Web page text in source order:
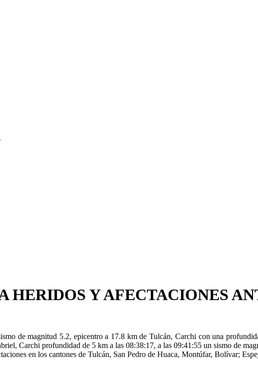
HERIDOS Y AFECTACIONES
de magnitud 5.2, epicentro a 17.8 km de Tulcán, Carchi con una
Carchi profundidad de 5 km a las 08:38:17, a las 09:41:55 un sismo de
en los cantones de Tulcán, San Pedro de Huaca, Montúfar, Bolívar;